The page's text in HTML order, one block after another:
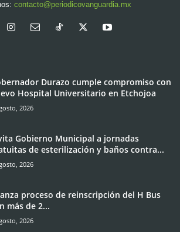
contacto@periodicovanguardia.mx
Durazo cumple compromiso con
Hospital Universitario en Etchojoa
2026
Gobierno Municipal a jornadas
de esterilización y baños contra...
2026
proceso de reinscripción del H Bus
más de 2...
2026